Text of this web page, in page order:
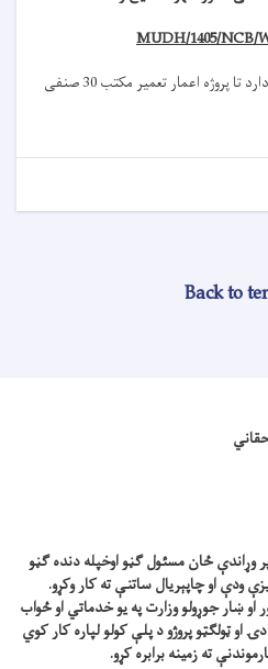
MUDH/1405/NCB/
تاپروژه
اعمار تعمیر مکتب 30 صنفی
Back to
ځان مسئول ګڼو اوخپله دنده ګڼو
ودې او چاپېریال ساتنې ته کار وکړو.
ښار جوړولو وزارت په یو خدماتي او ځواب
او ټولګټو پروژو د پلې کولو لپاره کار کوي
ته زمینه برابره کړو.